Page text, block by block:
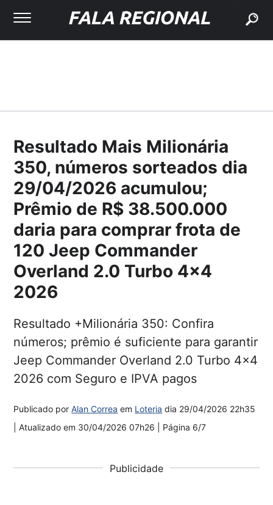
Resultado Mais Milionária
350, números sorteados dia
29/04/2026 acumulou;
Prêmio de R$ 38.500.000
daria para comprar frota de
120 Jeep Commander
Overland 2.0 Turbo 4x4
2026
Resultado +Milionária 350: Confira
números; prêmio é suficiente para garantir
Jeep Commander Overland 2.0 Turbo 4x4
2026 com Seguro e IPVA pagos
Publicado porAlan Correa em Loteria dia 29/04/2026 22h35
| Atualizado em 30/04/2026 07h26 | Página 6/7
Publicidade